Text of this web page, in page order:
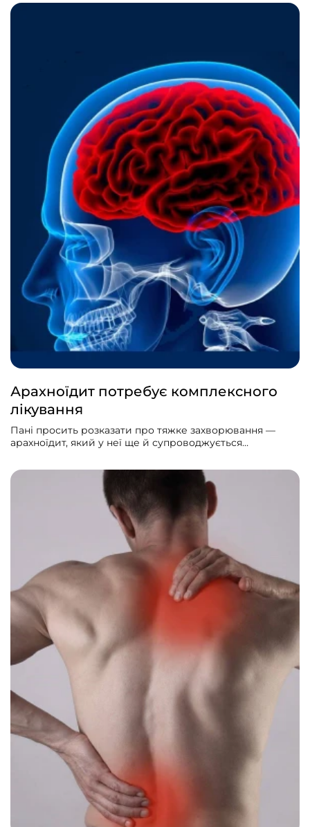
засоби,вони значно покращили здоров’я і підвищили
Арахноїдит потребує комплексного
лікування
Пані просить розказати про тяжке захворювання —
арахноїдит, який у неї ще й супроводжується
лікарські рослини допоможуть?